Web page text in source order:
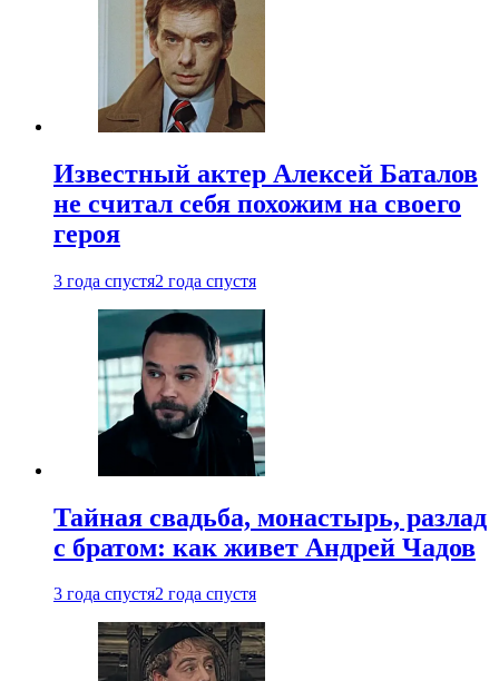
Известный актер Алексей Баталов
не считал себя похожим на своего
героя
3 года спустя2 года спустя
Тайная свадьба, монастырь, разлад
с братом: как живет Андрей Чадов
3 года спустя2 года спустя